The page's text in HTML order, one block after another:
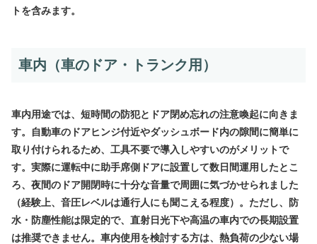
トを含みます。
車内（車のドア・トランク用）
車内用途では、短時間の防犯とドア閉め忘れの注意喚起に向きま
す。自動車のドアヒンジ付近やダッシュボード内の隙間に簡単に
取り付けられるため、工具不要で導入しやすいのがメリットで
す。実際に運転中に助手席側ドアに設置して数日間運用したとこ
ろ、夜間のドア開閉時に十分な音量で周囲に気づかせられました
（経験上、音圧レベルは通行人にも聞こえる程度）。ただし、防
水・防塵性能は限定的で、直射日光下や高温の車内での長期設置
は推奨できません。車内使用を検討する方は、熱負荷の少ない場